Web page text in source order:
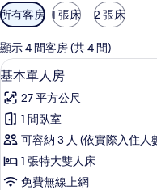
可
用
的
客
房
篩
選
條
所有客房 1 張床 2 張床
顯示 4 間客房 (共 4 間)
顯
示
基
本
單
人
5
基本單人房
27 平方公尺
1 間臥室
可容納 3 人 (依實際入住人
1 張特大雙人床
免費無線上網